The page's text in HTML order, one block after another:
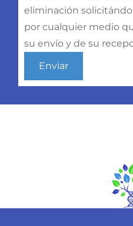
eliminación
por cualquier medio
su envío y de su